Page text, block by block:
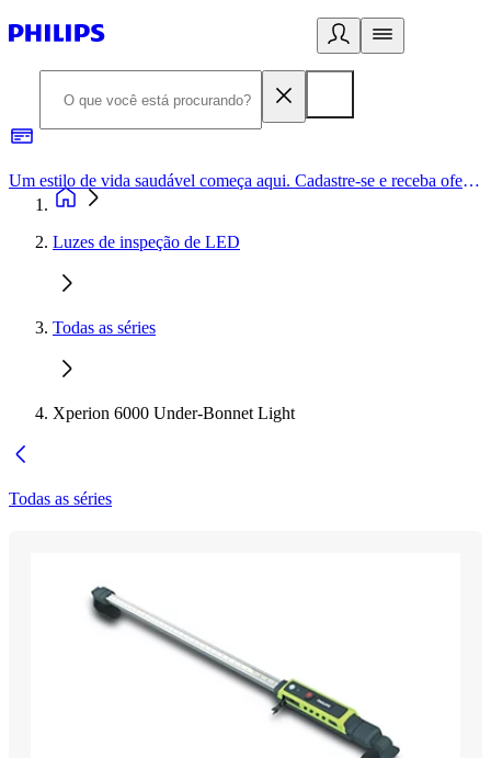
Um estilo de vida saudável começa aqui. Cadastre-se e receba ofertas exclusivas.
Luzes de inspeção de LED
Todas as séries
Xperion 6000 Under-Bonnet Light
Todas as séries